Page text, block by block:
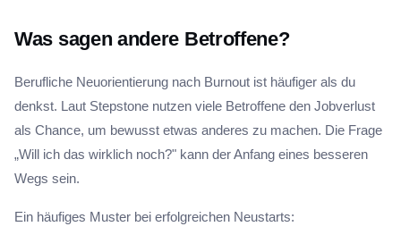
Was sagen andere Betroffene?
Berufliche Neuorientierung nach Burnout ist häufiger als du
denkst. Laut Stepstone nutzen viele Betroffene den Jobverlust
als Chance, um bewusst etwas anderes zu machen. Die Frage
„Will ich das wirklich noch?" kann der Anfang eines besseren
Wegs sein.
Ein häufiges Muster bei erfolgreichen Neustarts: